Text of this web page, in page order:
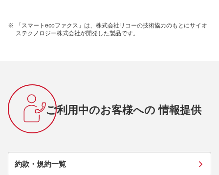
※
「スマートecoファクス」は、株式会社リコーの技術協力のもとにサイオ
ステクノロジー株式会社が開発した製品です。
ご利用中のお客様への 情報提供
約款・規約一覧